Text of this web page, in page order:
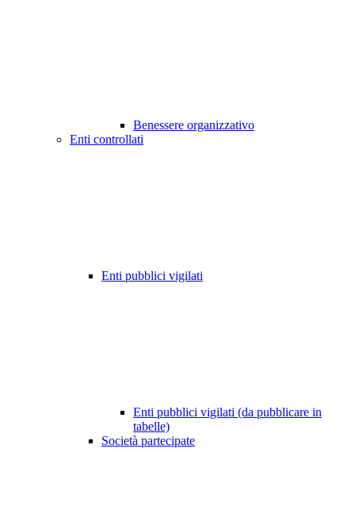
Benessere organizzativo
Enti controllati
Enti pubblici vigilati
Enti pubblici vigilati (da pubblicare in
tabelle)
Società partecipate